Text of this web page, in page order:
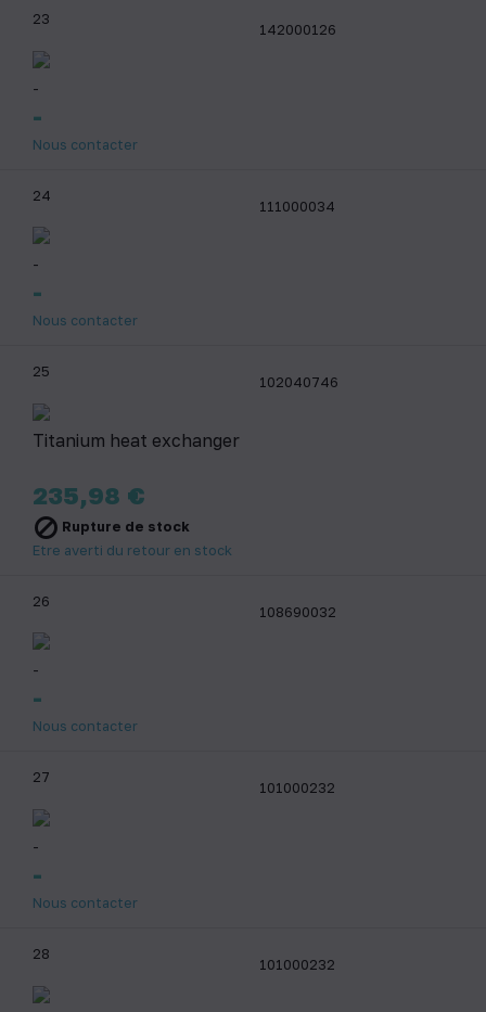
25
102040746
Titanium heat exchanger
Prix
235,98 €
 Rupture de stock
Etre averti du retour en stock
23
142000126
-
-
Nous contacter
24
111000034
-
-
Nous contacter
26
108690032
-
-
Nous contacter
27
101000232
-
-
Nous contacter
28
101000232